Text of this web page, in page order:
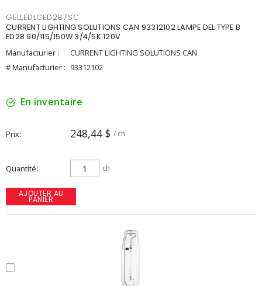
GELLEDLCED287SC
CURRENT LIGHTING SOLUTIONS CAN 93312102 LAMPE DEL TYPE B
ED28 90/115/150W 3/4/5K 120V
Manufacturier :
CURRENT LIGHTING SOLUTIONS CAN
# Manufacturier : 93312102
En inventaire
Prix 248,44 $ / ch
Quantité ch
AJOUTER AU
PANIER